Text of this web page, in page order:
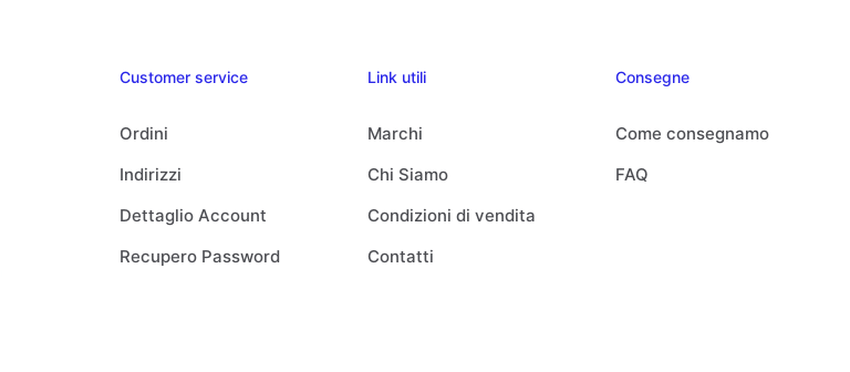
Customer service
Ordini
Indirizzi
Dettaglio Account
Recupero Password
Link utili
Marchi
Chi Siamo
Condizioni di vendita
Contatti
Consegne
Come consegnamo
FAQ